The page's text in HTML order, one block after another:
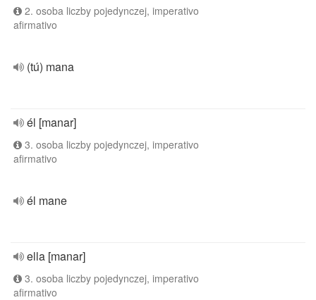
2. osoba liczby pojedynczej, imperativo
afirmativo
(tú) mana
él [manar]
3. osoba liczby pojedynczej, imperativo
afirmativo
él mane
ella [manar]
3. osoba liczby pojedynczej, imperativo
afirmativo